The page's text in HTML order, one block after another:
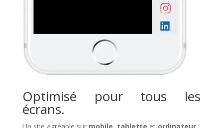
Optimisé pour tous les
écrans.